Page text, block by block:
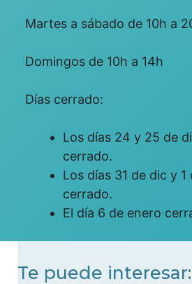
Martes a sábado de 10h a
Domingos de 10h a 14h
Días cerrado:
Los días 24 y 25 de
cerrado.
Los días 31 de dic y 1
cerrado.
El día 6 de enero
Te puede interesar: